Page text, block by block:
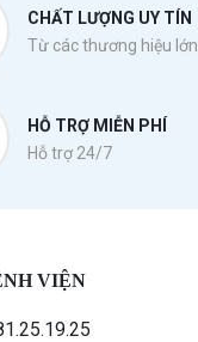
CHẤT LƯỢNG UY TÍN
Từ các thương hiệu lớn
HỖ TRỢ MIỄN PHÍ
Hỗ trợ 24/7
VIỆN